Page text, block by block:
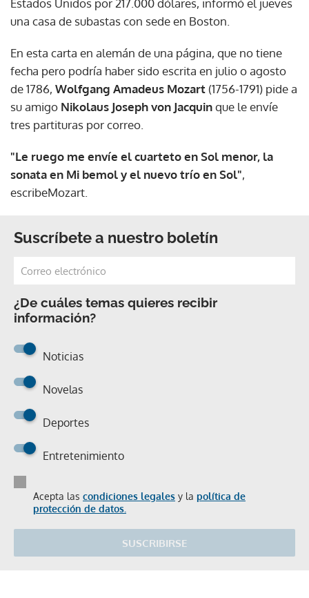
Estados Unidos por 217.000 dólares, informó el jueves
una casa de subastas con sede en Boston.
En esta carta en alemán de una página, que no tiene
fecha pero podría haber sido escrita en julio o agosto
de 1786, Wolfgang Amadeus Mozart (1756-1791) pide a
su amigo Nikolaus Joseph von Jacquinque le envíe
tres partituras por correo.
"Le ruego me envíe el cuarteto en Sol menor, la
sonata en Mi bemol y el nuevo trío en Sol",
escribeMozart.
Suscríbete a nuestro boletín
¿De cuáles temas quieres recibir
información?
Noticias
Novelas
Deportes
Entretenimiento
Acepta las condiciones legales y la política de
protección de datos.
SUSCRIBIRSE